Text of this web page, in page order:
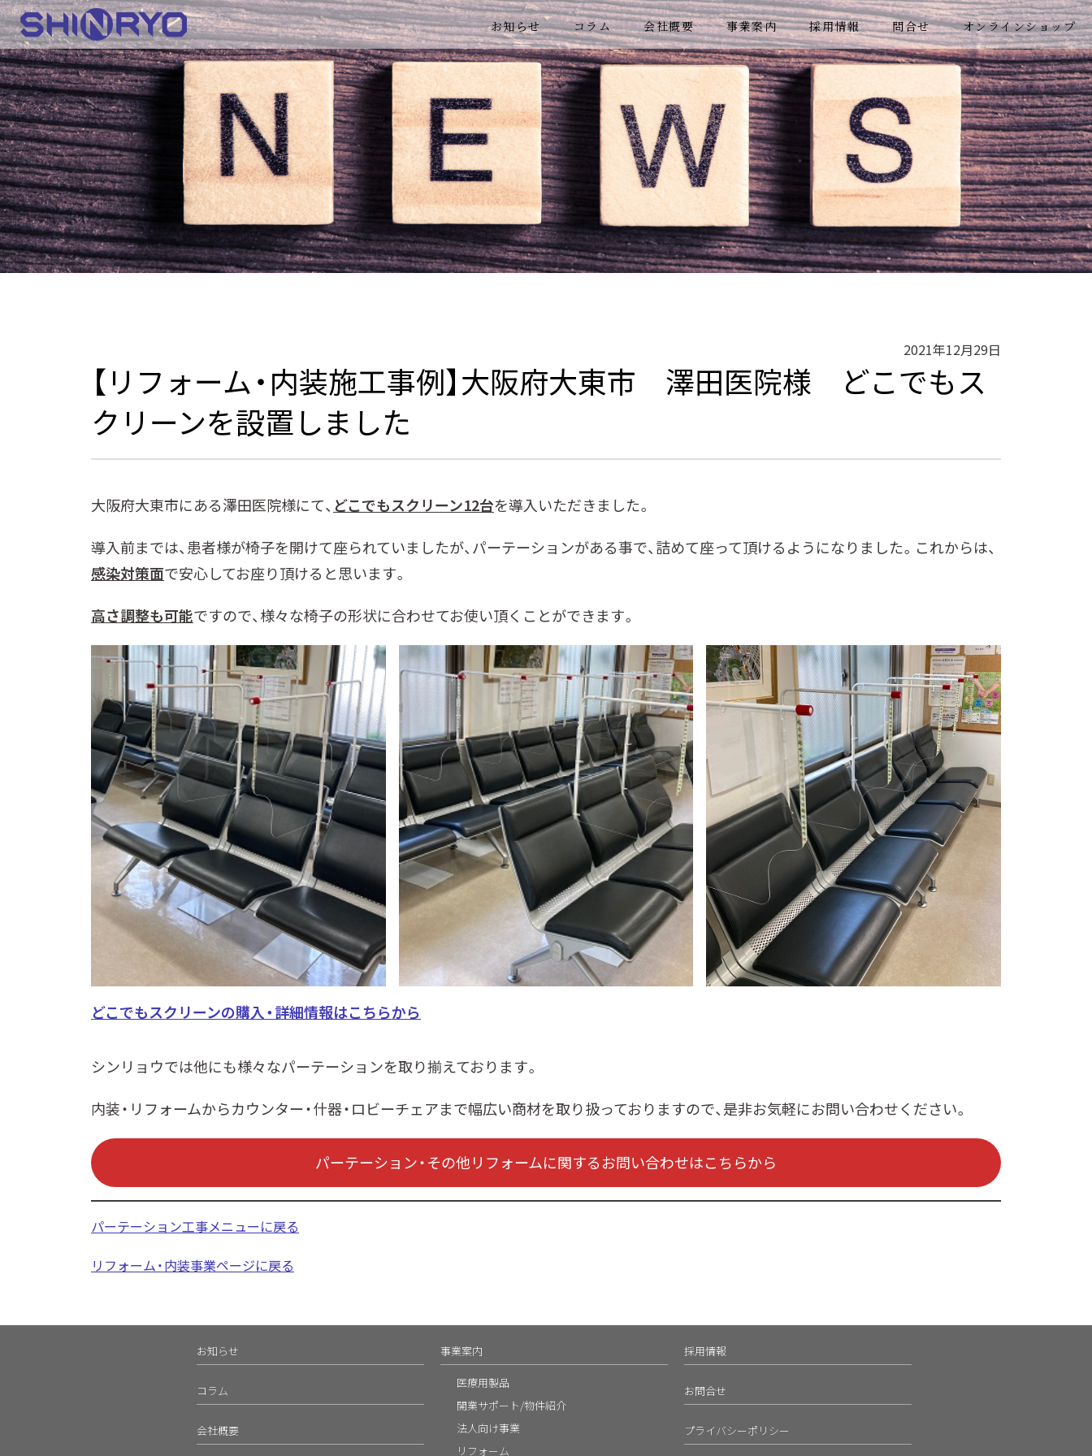
お知らせ コラム 会社概要 事業案内 採用情報 問合せ オンラインショップ
2021年12月29日
【リフォーム・内装施工事例】大阪府大東市 澤田医院様 どこでもス
クリーンを設置しました
大阪府大東市にある澤田医院様にて、 どこでもスクリーン12台を導入いただきました。
導入前までは、患者様が椅子を開けて座られていましたが、パーテーションがある事で、詰めて座って頂けるようになりました。これからは、
感染対策面で安心してお座り頂けると思います。
高さ調整も可能ですので、様々な椅子の形状に合わせてお使い頂くことができます。
どこでもスクリーンの購入・詳細情報はこちらから
シンリョウでは他にも様々なパーテーションを取り揃えております。
内装・リフォームからカウンター・什器・ロビーチェアまで幅広い商材を取り扱っておりますので、是非お気軽にお問い合わせください。
パーテーション・その他リフォームに関するお問い合わせはこちらから
パーテーション工事メニューに戻る
リフォーム・内装事業ページに戻る
お知らせ
コラム
会社概要
事業案内
医療用製品
開業サポート/物件紹介
法人向け事業
リフォーム
採用情報
お問合せ
プライバシーポリシー